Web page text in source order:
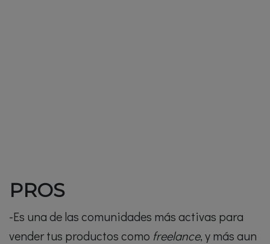
PROS
-Es una de las comunidades más activas para
vender tus productos como freelance, y más aun